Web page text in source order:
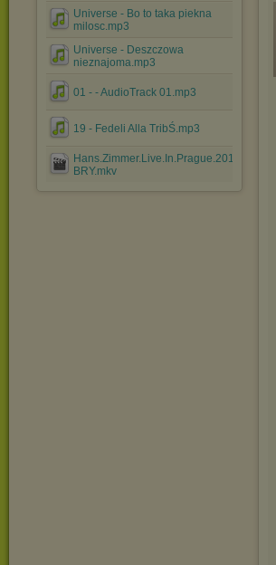
Universe - Bo to taka piekna
milosc.mp3
Universe - Deszczowa
nieznajoma.mp3
01 - - AudioTrack 01.mp3
19 - Fedeli Alla TribŚ.mp3
BRY.mkv